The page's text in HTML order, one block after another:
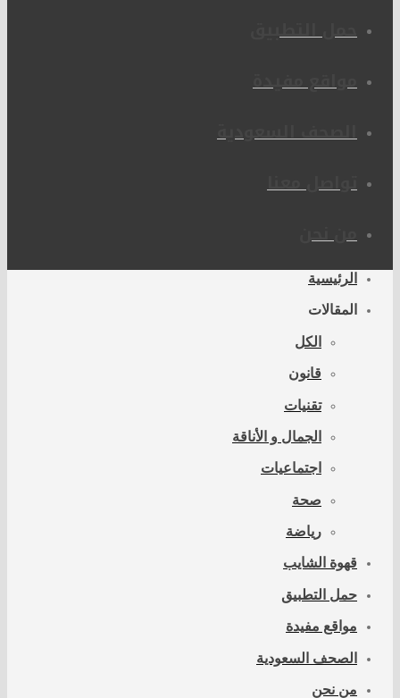
حمل التطبيق
مواقع مفيدة
الصحف السعودية
تواصل معنا
من نحن
الرئيسية
المقالات
الكل
قانون
تقنيات
الجمال و الأناقة
اجتماعيات
صحة
رياضة
قهوة الشايب
حمل التطبيق
مواقع مفيدة
الصحف السعودية
من نحن